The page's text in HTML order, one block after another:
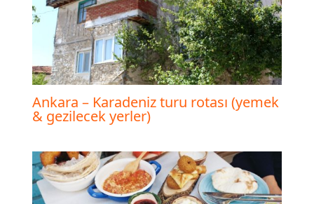
Ankara – Karadeniz turu rotası (yemek
& gezilecek yerler)